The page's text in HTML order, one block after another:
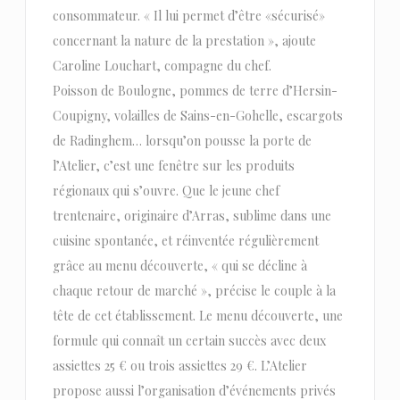
consommateur. « Il lui permet d’être «sécurisé»
concernant la nature de la prestation », ajoute
Caroline Louchart, compagne du chef.
Poisson de Boulogne, pommes de terre d’Hersin-
Coupigny, volailles de Sains-en-Gohelle, escargots
de Radinghem… lorsqu’on pousse la porte de
l’Atelier, c’est une fenêtre sur les produits
régionaux qui s’ouvre. Que le jeune chef
trentenaire, originaire d’Arras, sublime dans une
cuisine spontanée, et réinventée régulièrement
grâce au menu découverte, « qui se décline à
chaque retour de marché », précise le couple à la
tête de cet établissement. Le menu découverte, une
formule qui connaît un certain succès avec deux
assiettes 25 € ou trois assiettes 29 €. L’Atelier
propose aussi l’organisation d’événements privés